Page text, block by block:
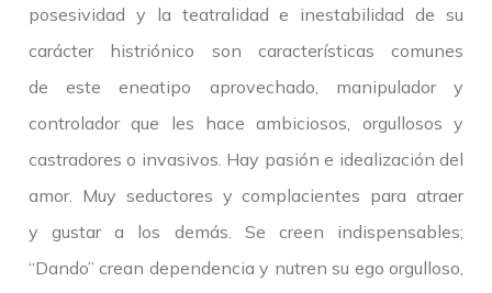
posesividad y la teatralidad e inestabilidad de su
carácter histriónico son características comunes
de este eneatipo aprovechado, manipulador y
controlador que les hace ambiciosos, orgullosos y
castradores o invasivos. Hay pasión e idealización del
amor. Muy seductores y complacientes para atraer
y gustar a los demás. Se creen indispensables;
“Dando” crean dependencia y nutren su ego orgulloso,